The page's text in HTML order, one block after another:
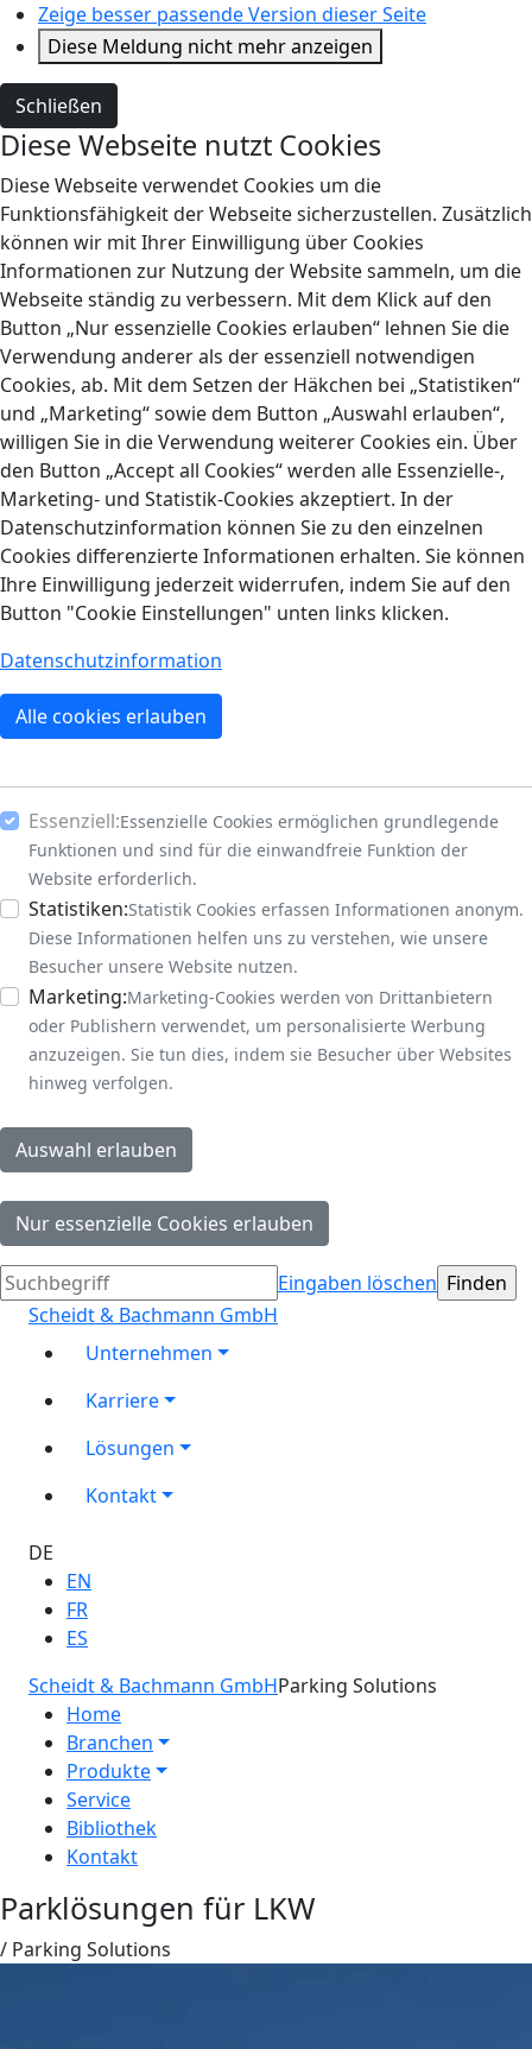
Zeige besser passende Version dieser Seite
Diese Meldung nicht mehr anzeigen
Schließen
Diese Webseite nutzt Cookies
Diese Webseite verwendet Cookies um die
Funktionsfähigkeit der Webseite sicherzustellen. Zusätzlich
können wir mit Ihrer Einwilligung über Cookies
Informationen zur Nutzung der Website sammeln, um die
Webseite ständig zu verbessern. Mit dem Klick auf den
Button „Nur essenzielle Cookies erlauben“ lehnen Sie die
Verwendung anderer als der essenziell notwendigen
Cookies, ab. Mit dem Setzen der Häkchen bei „Statistiken“
und „Marketing“ sowie dem Button „Auswahl erlauben“,
willigen Sie in die Verwendung weiterer Cookies ein. Über
den Button „Accept all Cookies“ werden alle Essenzielle-,
Marketing- und Statistik-Cookies akzeptiert. In der
Datenschutzinformation können Sie zu den einzelnen
Cookies differenzierte Informationen erhalten. Sie können
Ihre Einwilligung jederzeit widerrufen, indem Sie auf den
Button "Cookie Einstellungen" unten links klicken.
Datenschutzinformation
Alle cookies erlauben
Essenziell:Essenzielle Cookies ermöglichen grundlegende
Funktionen und sind für die einwandfreie Funktion der
Website erforderlich.
Statistiken:Statistik Cookies erfassen Informationen anonym.
Diese Informationen helfen uns zu verstehen, wie unsere
Besucher unsere Website nutzen.
Marketing:Marketing-Cookies werden von Drittanbietern
oder Publishern verwendet, um personalisierte Werbung
anzuzeigen. Sie tun dies, indem sie Besucher über Websites
hinweg verfolgen.
Eingaben löschen
Scheidt & Bachmann GmbH
Unternehmen
Karriere
Lösungen
Kontakt
DE
EN
FR
ES
Scheidt & Bachmann GmbHParking Solutions
Home
Branchen
Produkte
Service
Bibliothek
Kontakt
Parklösungen für LKW
/ Parking Solutions